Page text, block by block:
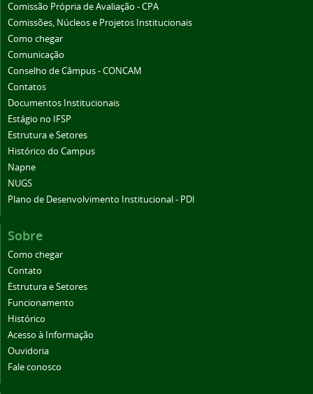
Comissão Própria de Avaliação - CPA
Comissões, Núcleos e Projetos Institucionais
Como chegar
Comunicação
Conselho de Câmpus - CONCAM
Contatos
Documentos Institucionais
Estágio no IFSP
Estrutura e Setores
Histórico do Campus
Napne
NUGS
Plano de Desenvolvimento Institucional - PDI
Sobre
Como chegar
Contato
Estrutura e Setores
Funcionamento
Histórico
Acesso à Informação
Ouvidoria
Fale conosco